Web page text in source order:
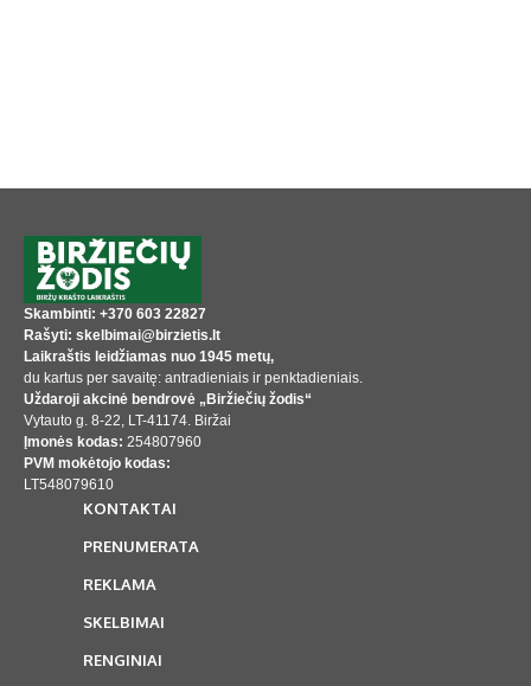
Skambinti: +370 603 22827
Rašyti: skelbimai@birzietis.lt
Laikraštis leidžiamas nuo 1945 metų,
du kartus per savaitę: antradieniais ir penktadieniais.
Uždaroji akcinė bendrovė „Biržiečių žodis“
Vytauto g. 8-22, LT-41174. Biržai
Įmonės kodas: 254807960
PVM mokėtojo kodas:
LT548079610
KONTAKTAI
PRENUMERATA
REKLAMA
SKELBIMAI
RENGINIAI